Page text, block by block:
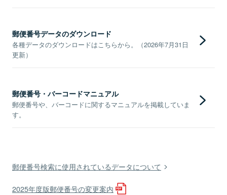
郵便番号データのダウンロード
各種データのダウンロードはこちらから。（2026年7月31日
更新）
郵便番号・バーコードマニュアル
郵便番号や、バーコードに関するマニュアルを掲載していま
す。
郵便番号検索に使用されているデータについて
2025年度版郵便番号の変更案内